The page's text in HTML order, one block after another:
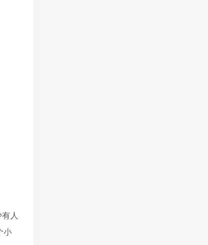
人
小